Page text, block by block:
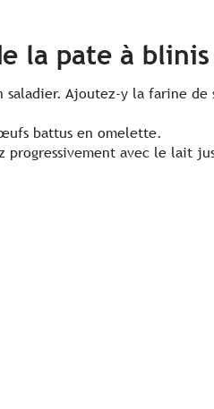
la pate à
saladier. Ajoutez-y la farine
battus en omelette.
progressivement avec le lait